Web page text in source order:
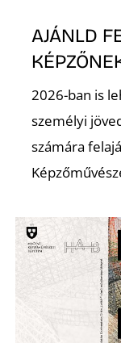
AJÁNLD
2026-ban is
személyi
számára